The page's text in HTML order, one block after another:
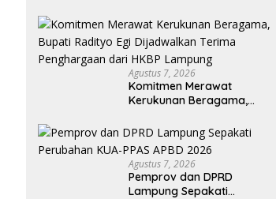
Jagokan Baru Ranji Tiga
Besar Desa Helau
Agustus 7, 2026
Komitmen Merawat
Kerukunan Beragama,
Dijadwalkan Terima
Penghargaan dari HKBP
Lampung
Agustus 7, 2026
Pemprov dan DPRD
Lampung Sepakati